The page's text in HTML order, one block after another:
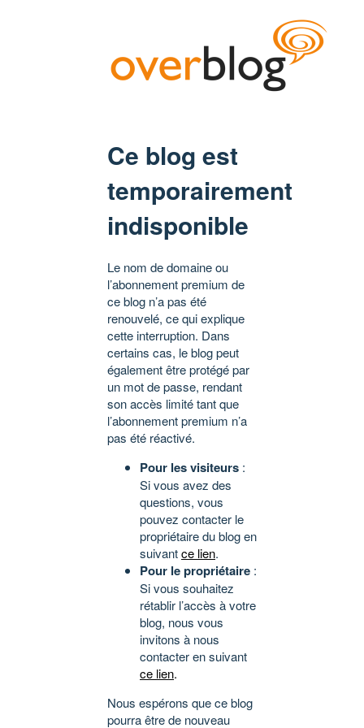
Ce blog est
temporairement
indisponible
Le nom de domaine ou
l’abonnement premium de
ce blog n’a pas été
renouvelé, ce qui explique
cette interruption. Dans
certains cas, le blog peut
également être protégé par
un mot de passe, rendant
son accès limité tant que
l’abonnement premium n’a
pas été réactivé.
Pour les visiteurs :
Si vous avez des
questions, vous
pouvez contacter le
propriétaire du blog en
suivantce lien.
Pour le propriétaire :
Si vous souhaitez
rétablir l’accès à votre
blog, nous vous
invitons à nous
contacter en suivant
ce lien.
Nous espérons que ce blog
pourra être de nouveau